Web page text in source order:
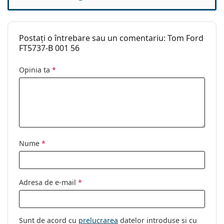
Acesta este un dispozitiv medical. Citiți instrucțiunile
Balama flexibilă: Da
Clip-on:
Nu
Accesorii
Brand:
Tom Ford
Cod:
FT5737-B/V 001 56
Postați o întrebare sau un comentariu: Tom Ford
FT5737-B 001 56
Opinia ta *
Nume *
Adresa de e-mail *
Sunt de acord cu prelucrarea datelor introduse și cu